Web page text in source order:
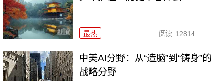
最热 阅读 12814
中美AI分野：从“造脑”到“铸身”的
战略分野